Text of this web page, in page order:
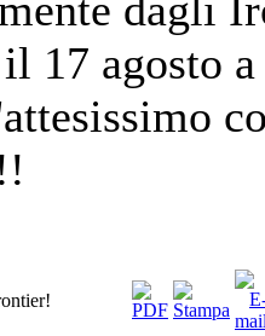
17 agosto